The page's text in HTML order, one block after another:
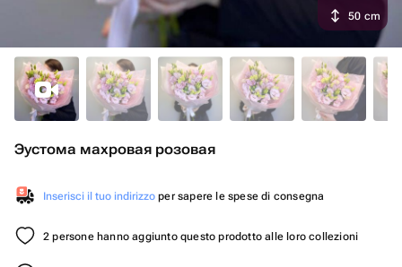
Эустома махровая розовая
Inserisci il tuo indirizzo per sapere le spese di consegna
2 persone hanno aggiunto questo prodotto alle loro collezioni
50 cm